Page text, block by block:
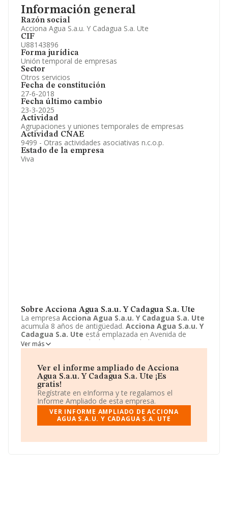
Información general
Razón social
Acciona Agua S.a.u. Y Cadagua S.a. Ute
CIF
U88143896
Forma jurídica
Unión temporal de empresas
Sector
Otros servicios
Fecha de constitución
27-6-2018
Fecha último cambio
23-3-2025
Actividad
Agrupaciones y uniones temporales de empresas
Actividad CNAE
9499 - Otras actividades asociativas n.c.o.p.
Estado de la empresa
Viva
Sobre Acciona Agua S.a.u. Y Cadagua S.a. Ute
La empresa Acciona Agua S.a.u. Y Cadagua S.a. Ute
acumula 8 años de antigüedad. Acciona Agua S.a.u. Y
Cadagua S.a. Ute está emplazada en Avenida de
Europa, 22 - BAJO, Alcobendas, Madrid. Centra su
actividad CNAE como 9499 - Otras actividades
Cadagua S.a. Utees Unión temporal de empresas.
Ver más
Ver el informe ampliado de Acciona
Agua S.a.u. Y Cadagua S.a. Ute ¡Es
gratis!
Regístrate en eInforma y te regalamos el
Informe Ampliado de esta empresa.
VER INFORME AMPLIADO DE ACCIONA
AGUA S.A.U. Y CADAGUA S.A. UTE
Información oficial y registral complementaria.